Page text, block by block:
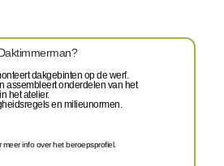
dakgebinten op de werf.
assembleert onderdelen van het
het atelier.
en milieunormen.
info over het beroepsprofiel.